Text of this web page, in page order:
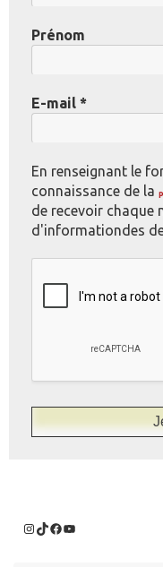
Prénom
E-mail *
En renseignant le
connaissance de la
de recevoir chaque
d'informationdes